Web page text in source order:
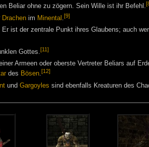
Beliar ohne zu zögern. Sein Wille ist ihr Befehl.
Drachen im Minental .[9]
ist der zentrale Punkt ihres Glaubens; auch
Gottes.[11]
Armeen oder oberste Vertreter Beliars auf
des Bösen.[12]
und Gargoyles sind ebenfalls Kreaturen des